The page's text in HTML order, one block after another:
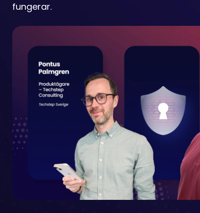
fungerar.